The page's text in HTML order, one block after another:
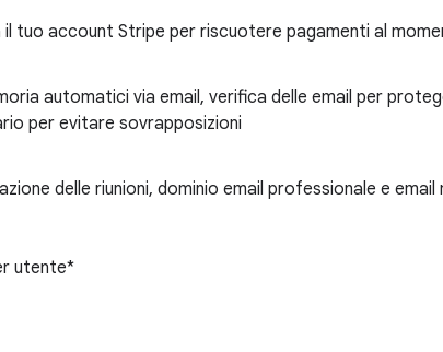
il tuo account Stripe per riscuotere pagamenti al
automatici via email, verifica delle email per
per evitare sovrapposizioni
delle riunioni, dominio email professionale e email
utente*